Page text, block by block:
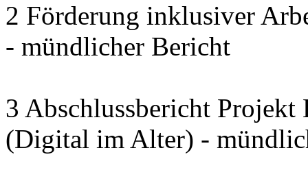
2 Förderung inklusiver
- mündlicher Bericht
3 Abschlussbericht
(Digital im Alter) -